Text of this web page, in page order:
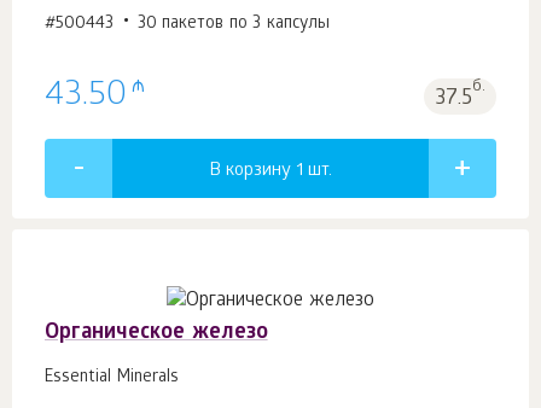
#500443 30 пакетов по 3 капсулы
43.50 ₼ 37.5б.
В корзину 1 шт.
Органическое железо
Essential Minerals